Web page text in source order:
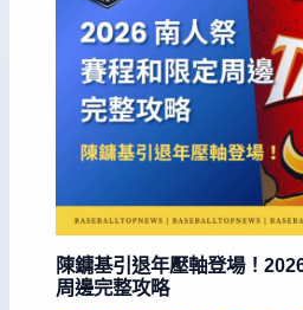
陳鏞基引退年壓軸登場！
周邊完整攻略